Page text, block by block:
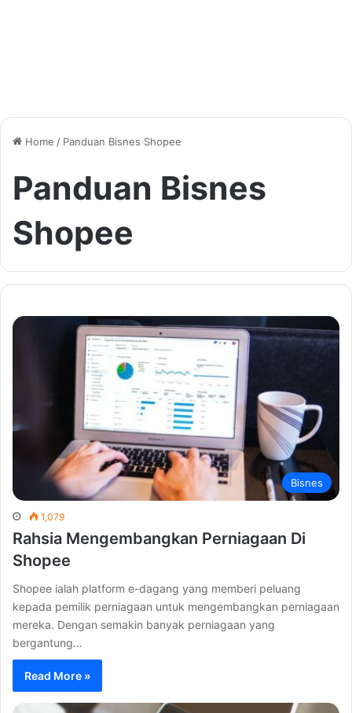
Home / Panduan Bisnes Shopee
Panduan Bisnes
Shopee
Bisnes
1,079
Rahsia Mengembangkan Perniagaan Di
Shopee
Shopee ialah platform e-dagang yang memberi peluang
kepada pemilik perniagaan untuk mengembangkan perniagaan
mereka. Dengan semakin banyak perniagaan yang
bergantung…
Read More »